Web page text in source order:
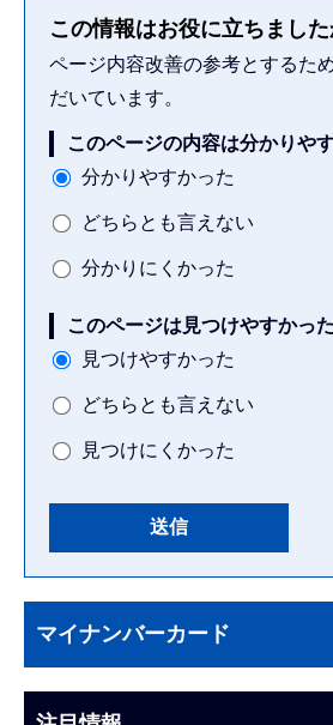
この情報はお役に立ちました
ページ内容改善の参考とするた
だいています。
このページの内容は分かりや
分かりやすかった
どちらとも言えない
分かりにくかった
このページは見つけやすかっ
見つけやすかった
どちらとも言えない
見つけにくかった
文
こ
ビ
マイナンバーカード